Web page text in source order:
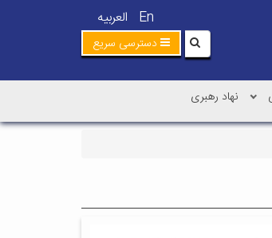
En العربیه
دسترسی سریع
نهاد رهبری